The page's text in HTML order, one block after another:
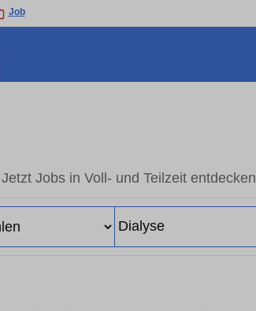
Job
Jobs in Voll- und Teilzeit entdecken